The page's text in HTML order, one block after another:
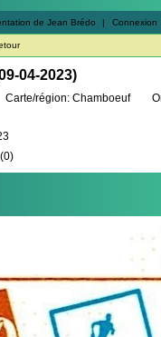
de Jean Brédo | Connexion
04-2023)
Carte/région: Chamboeuf
(0)